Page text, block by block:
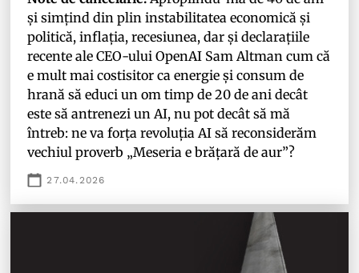
și simțind din plin instabilitatea economică și
politică, inflația, recesiunea, dar și declarațiile
recente ale CEO-ului OpenAI Sam Altman cum că
e mult mai costisitor ca energie și consum de
hrană să educi un om timp de 20 de ani decât
este să antrenezi un AI, nu pot decât să mă
întreb: ne va forța revoluția AI să reconsiderăm
vechiul proverb „Meseria e brățară de aur”?
27.04.2026